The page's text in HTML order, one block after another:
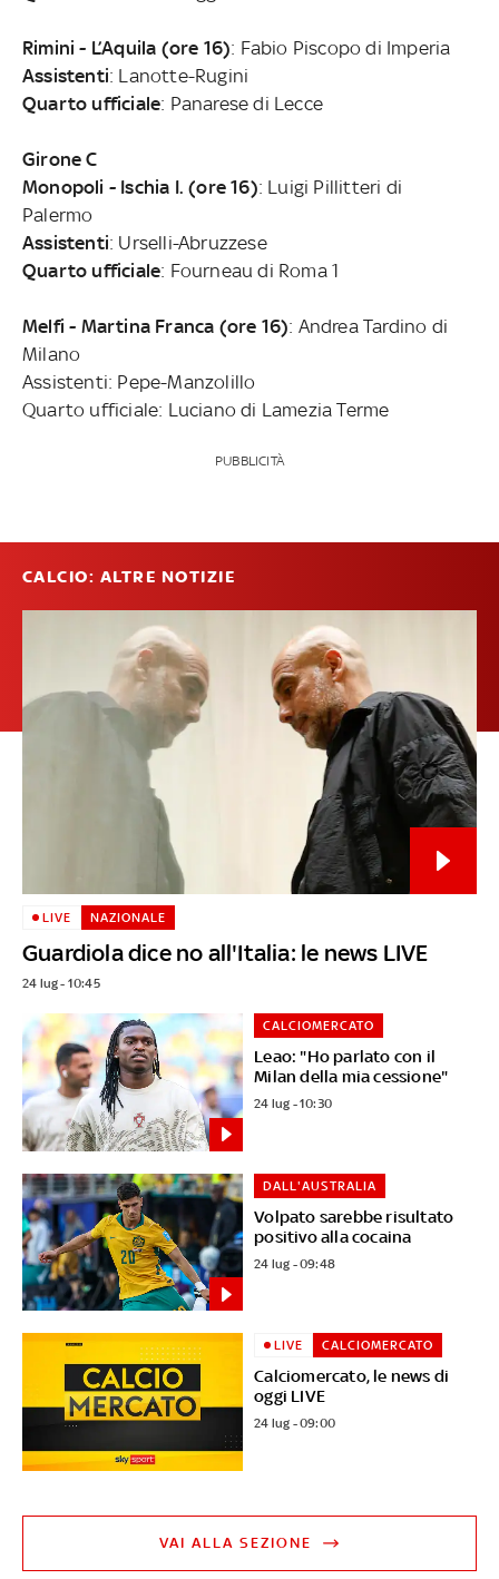
Rimini - L’Aquila (ore 16): Fabio Piscopo di Imperia
Assistenti: Lanotte-Rugini
Quarto ufficiale: Panarese di Lecce
Girone C
Monopoli - Ischia I. (ore 16): Luigi Pillitteri di
Palermo
Assistenti: Urselli-Abruzzese
Quarto ufficiale: Fourneau di Roma 1
Melfi - Martina Franca (ore 16): Andrea Tardino di
Milano
Assistenti: Pepe-Manzolillo
Quarto ufficiale: Luciano di Lamezia Terme
PUBBLICITÀ
CALCIO: ALTRE NOTIZIE
Guardiola dice no all'Italia: le news LIVE
LIVE NAZIONALE
24 lug - 10:45
Leao: "Ho parlato con il
Milan della mia cessione"
CALCIOMERCATO
24 lug - 10:30
Volpato sarebbe risultato
positivo alla cocaina
DALL'AUSTRALIA
24 lug - 09:48
Calciomercato, le news di
oggi LIVE
LIVE CALCIOMERCATO
24 lug - 09:00
VAI ALLA SEZIONE